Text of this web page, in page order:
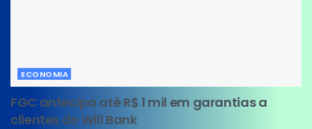
ECONOMIA
FGC antecipa até R$ 1 mil em garantias a
clientes do Will Bank